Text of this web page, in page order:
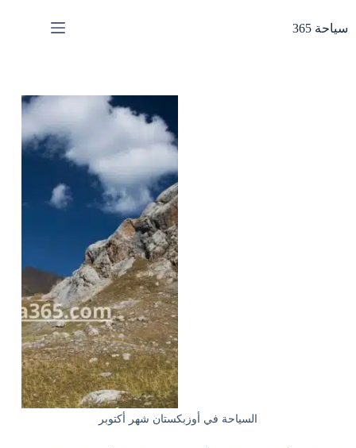
المحتوى
سياحة 365
السياحة في أوزبكستان شهر أكتوبر